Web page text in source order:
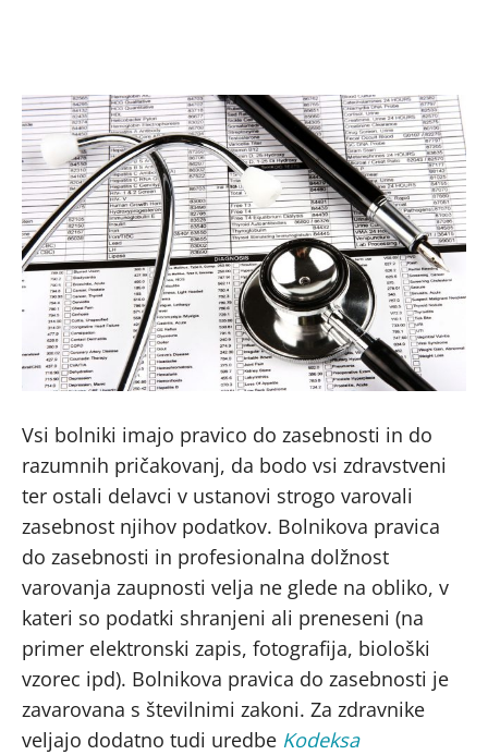
Vsi bolniki imajo pravico do zasebnosti in do
razumnih pričakovanj, da bodo vsi zdravstveni
ter ostali delavci v ustanovi strogo varovali
zasebnost njihov podatkov. Bolnikova pravica
do zasebnosti in profesionalna dolžnost
varovanja zaupnosti velja ne glede na obliko, v
kateri so podatki shranjeni ali preneseni (na
primer elektronski zapis, fotografija, biološki
vzorec ipd). Bolnikova pravica do zasebnosti je
zavarovana s številnimi zakoni. Za zdravnike
veljajo dodatno tudi uredbe Kodeksa